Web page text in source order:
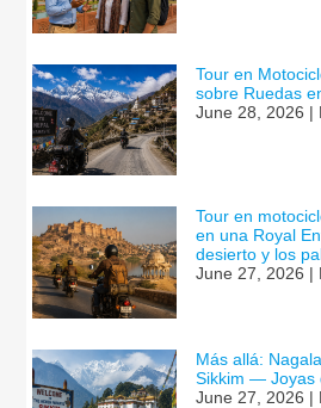
Tour en
sobre Ruedas
June 28, 2026 |
Tour en
en una Royal
desierto y los
June 27, 2026 |
Más allá:
Sikkim — Joyas
June 27, 2026 |